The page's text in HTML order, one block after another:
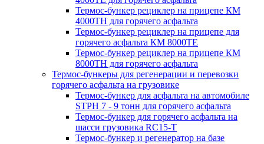
Термос-бункер рециклер на прицепе КМ
4000ТН для горячего асфальта
Термос-бункер рециклер на прицепе для
горячего асфальта КМ 8000ТЕ
Термос-бункер рециклер на прицепе КМ
8000ТH для горячего асфальта
Термос-бункеры для регенерации и перевозки
горячего асфальта на грузовике
Термос-бункер для асфальта на автомобиле
STPH 7 - 9 тонн для горячего асфальта
Термос-бункер для горячего асфальта на
шасси грузовика RC15-T
Термос-бункер и регенератор на базе